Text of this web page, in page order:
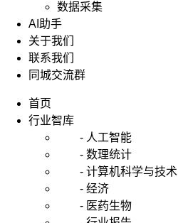
数据采集
AI助手
关于我们
联系我们
同城交流群
首页
行业智库
- 人工智能
- 数理统计
- 计算机科学与技术
- 经济
- 医药生物